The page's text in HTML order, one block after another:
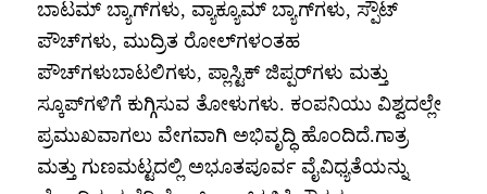
ಬಾಟಮ್ ಬ್ಯಾಗ್‌ಗಳು, ವ್ಯಾಕ್ಯೂಮ್ ಬ್ಯಾಗ್‌ಗಳು, ಸ್ಪೌಟ್
ಪೌಚ್‌ಗಳು, ಮುದ್ರಿತ ರೋಲ್‌ಗಳಂತಹ
ಪೌಚ್‌ಗಳುಬಾಟಲಿಗಳು, ಪ್ಲಾಸ್ಟಿಕ್ ಜಿಪ್ಪರ್‌ಗಳು ಮತ್ತು
ಸ್ಕೂಪ್‌ಗಳಿಗೆ ಕುಗ್ಗಿಸುವ ತೋಳುಗಳು. ಕಂಪನಿಯು ವಿಶ್ವದಲ್ಲೇ
ಪ್ರಮುಖವಾಗಲು ವೇಗವಾಗಿ ಅಭಿವೃದ್ಧಿ ಹೊಂದಿದೆ.ಗಾತ್ರ
ಮತ್ತು ಗುಣಮಟ್ಟದಲ್ಲಿ ಅಭೂತಪೂರ್ವ ವೈವಿಧ್ಯತೆಯನ್ನು